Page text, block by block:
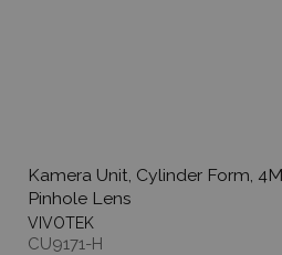
Kamera Unit, Cylinder Form,
Pinhole Lens
VIVOTEK
CU9171-H